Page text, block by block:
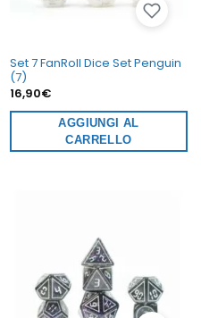
Set 7 FanRoll Dice Set Penguin
(7)
16,90€
AGGIUNGI AL
CARRELLO